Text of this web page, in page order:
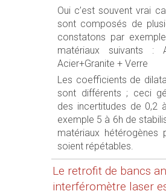
Oui c’est souvent vrai
sont composés de
constatons par
matériaux suivants :
Acier+Granite + Verre
Les coefficients de
sont différents ; ceci
des incertitudes de 0,2
exemple 5 à 6h de
matériaux hétérogènes
soient répétables.
Le retrofit de bancs
interféromètre laser